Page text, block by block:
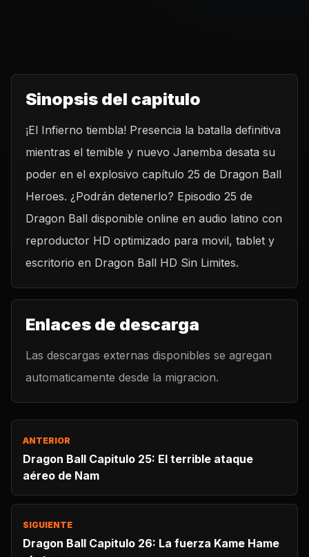
Sinopsis del capitulo
¡El Infierno tiembla! Presencia la batalla definitiva
mientras el temible y nuevo Janemba desata su
poder en el explosivo capítulo 25 de Dragon Ball
Heroes. ¿Podrán detenerlo? Episodio 25 de
Dragon Ball disponible online en audio latino con
reproductor HD optimizado para movil, tablet y
escritorio en Dragon Ball HD Sin Limites.
Enlaces de descarga
Las descargas externas disponibles se agregan
automaticamente desde la migracion.
ANTERIOR
Dragon Ball Capitulo 25: El terrible ataque
aéreo de Nam
SIGUIENTE
Dragon Ball Capitulo 26: La fuerza Kame Hame